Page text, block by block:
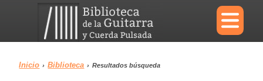
×
Inicio › Biblioteca › Resultados búsqueda